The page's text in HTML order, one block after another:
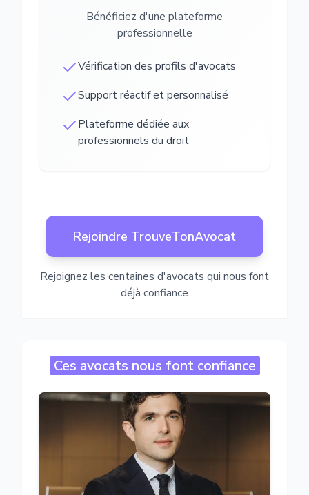
Bénéficiez d'une plateforme
professionnelle
Vérification des profils d'avocats
Support réactif et personnalisé
Plateforme dédiée aux
professionnels du droit
Rejoindre TrouveTonAvocat
Rejoignez les centaines d'avocats qui nous font
déjà confiance
Ces avocats nous font confiance